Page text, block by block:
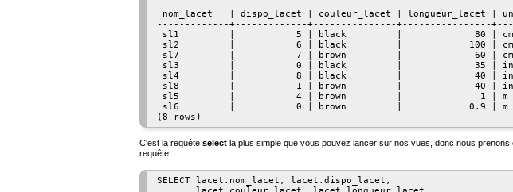
nom_lacet   | dispo_lacet | couleur_lacet | longueur_lacet |
-------------+-------------+---------------+----------------
sl1         |           5 | black         |             80 |
sl2         |           6 | black         |            100 |
sl7         |           7 | brown         |             60 |
sl3         |           0 | black         |             35 |
sl4         |           8 | black         |             40 |
sl8         |           1 | brown         |             40 |
sl5         |           4 | brown         |              1 |
sl6         |           0 | brown         |            0.9 |
C'est la requête select la plus simple que vous pouvez lancer sur nos vues, donc nous
requête :
SELECT lacet.nom_lacet, lacet.dispo_lacet,